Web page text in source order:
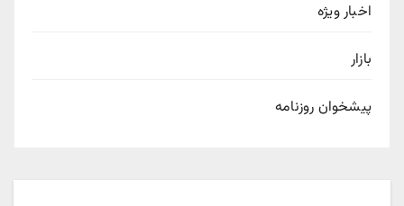
اخبار ویژه
بازار
پیشخوان روزنامه